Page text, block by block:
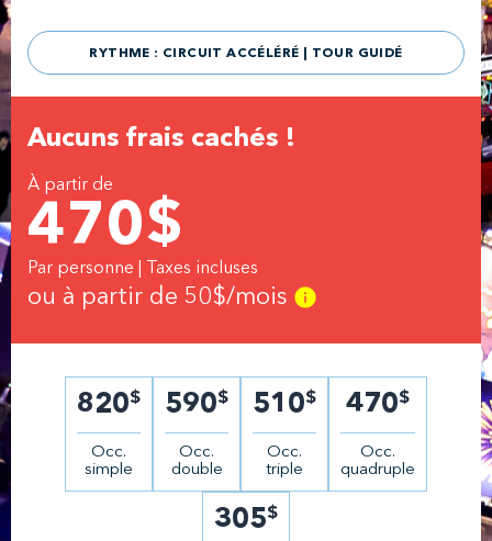
RYTHME : CIRCUIT ACCÉLÉRÉ | TOUR GUIDÉ
Aucuns frais cachés !
À partir de
470$
Par personne | Taxes incluses
ou à partir de 50$/mois
820$
Occ.
simple
590$
Occ.
double
510$
Occ.
triple
470$
Occ.
quadruple
305$